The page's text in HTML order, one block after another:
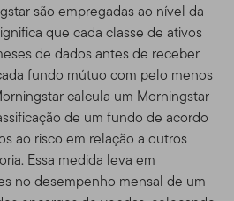
são empregadas ao nível da
que cada classe de ativos
de dados antes de receber
fundo mútuo com pelo menos
calcula um Morningstar
de um fundo de acordo
ao risco em relação a outros
Essa medida leva em
no desempenho mensal de um
vinculado a estes
como adição a
entre você e nós, incluindo
de cliente ou de sua conta,
termos que regulem o seu
informação e conteúdo da
de qualquer outros terceiros